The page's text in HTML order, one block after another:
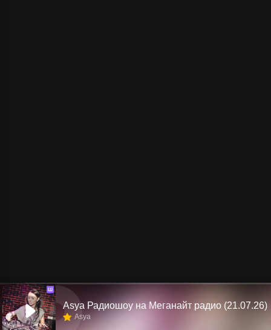
Ш
Asya Радиошоу на Меганайт радио (21.07.26)
Asya